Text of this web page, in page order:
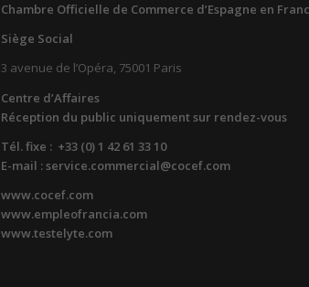
Chambre Officielle de Commerce d’Espagne en
Siège Social
3 avenue de l’Opéra, 75001 Paris
Centre d’Affaires
Réception du public uniquement sur rendez-vous
Tél. fixe : +33 (0) 1 42 61 33 10
E-mail : service.commercial@cocef.com
www.cocef.com
www.empleofrancia.com
www.testelyte.com